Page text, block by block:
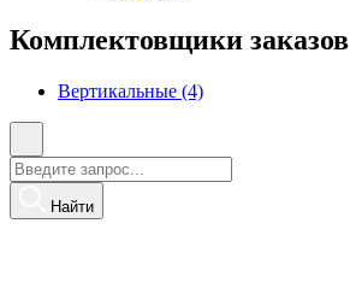
Комплектовщики заказов
Вертикальные (4)
Найти